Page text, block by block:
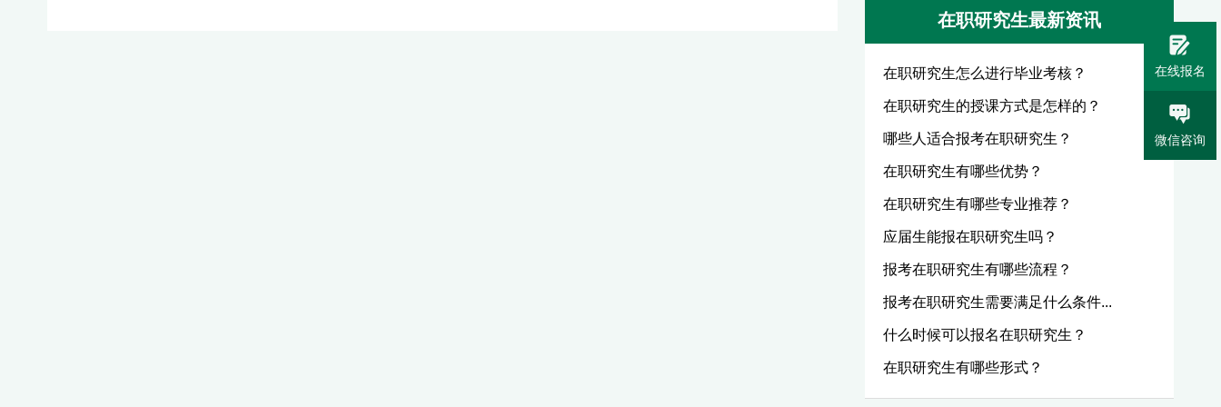
在线报名
微信咨询
在职研究生最新资讯
在职研究生怎么进行毕业考核？
在职研究生的授课方式是怎样的？
哪些人适合报考在职研究生？
在职研究生有哪些优势？
在职研究生有哪些专业推荐？
应届生能报在职研究生吗？
报考在职研究生有哪些流程？
报考在职研究生需要满足什么条件...
什么时候可以报名在职研究生？
在职研究生有哪些形式？